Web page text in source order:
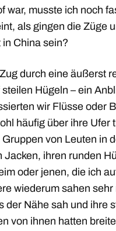
war, musste ich noch
als gingen die Züge
China sein?
durch eine äußerst
Hügeln – ein
wir Flüsse oder
häufig über ihre Ufer
von Leuten in
ihren runden
oder jenen, die ich
wiederum sahen
der Nähe sah und ihre
von ihnen hatten